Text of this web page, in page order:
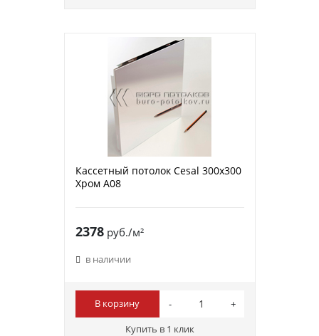
Кассетный потолок Cesal 300х300
Хром А08
2378руб./м²
в наличии
В корзину
Купить в 1 клик